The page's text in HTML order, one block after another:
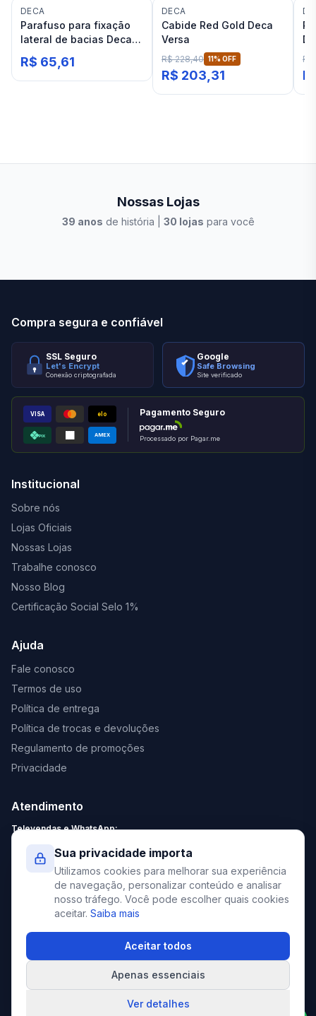
DECA
Parafuso para fixação
lateral de bacias Deca
Red Gold
R$ 65,61
DECA
Cabide Red Gold Deca
Versa
R$ 228,40 11% OFF
R$ 203,31
R$
Nossas Lojas
39 anos de história | 30 lojas para você
Compra segura e confiável
SSL Seguro
Let's Encrypt
Conexão criptografada
Google
Safe Browsing
Site verificado
VISA elo
PIX AMEX
Pagamento Seguro
Processado por Pagar.me
Institucional
Sobre nós
Lojas Oficiais
Nossas Lojas
Trabalhe conosco
Nosso Blog
Certificação Social Selo 1%
Ajuda
Fale conosco
Termos de uso
Política de entrega
Política de trocas e devoluções
Regulamento de promoções
Privacidade
Atendimento
Televendas e WhatsApp:
Sábado: 9:00 - 13:00
contato@elevato.com.br
+55 51 4042-9413
Elevato. Todos os direitos reservados.
Sua privacidade importa
Utilizamos cookies para melhorar sua experiência
de navegação, personalizar conteúdo e analisar
nosso tráfego. Você pode escolher quais cookies
aceitar. Saiba mais
Aceitar todos
Apenas essenciais
Ver detalhes